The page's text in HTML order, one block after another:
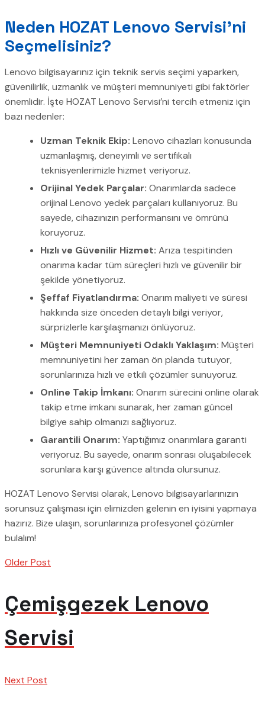
Neden HOZAT Lenovo Servisi’ni
Seçmelisiniz?
Lenovo bilgisayarınız için teknik servis seçimi yaparken,
güvenilirlik, uzmanlık ve müşteri memnuniyeti gibi faktörler
önemlidir. İşte HOZAT Lenovo Servisi’ni tercih etmeniz için
bazı nedenler:
Uzman Teknik Ekip: Lenovo cihazları konusunda
uzmanlaşmış, deneyimli ve sertifikalı
teknisyenlerimizle hizmet veriyoruz.
Orijinal Yedek Parçalar: Onarımlarda sadece
orijinal Lenovo yedek parçaları kullanıyoruz. Bu
sayede, cihazınızın performansını ve ömrünü
koruyoruz.
Hızlı ve Güvenilir Hizmet: Arıza tespitinden
onarıma kadar tüm süreçleri hızlı ve güvenilir bir
şekilde yönetiyoruz.
Şeffaf Fiyatlandırma: Onarım maliyeti ve süresi
hakkında size önceden detaylı bilgi veriyor,
sürprizlerle karşılaşmanızı önlüyoruz.
Müşteri Memnuniyeti Odaklı Yaklaşım: Müşteri
memnuniyetini her zaman ön planda tutuyor,
sorunlarınıza hızlı ve etkili çözümler sunuyoruz.
Online Takip İmkanı: Onarım sürecini online olarak
takip etme imkanı sunarak, her zaman güncel
bilgiye sahip olmanızı sağlıyoruz.
Garantili Onarım: Yaptığımız onarımlara garanti
veriyoruz. Bu sayede, onarım sonrası oluşabilecek
sorunlara karşı güvence altında olursunuz.
HOZAT Lenovo Servisi olarak, Lenovo bilgisayarlarınızın
sorunsuz çalışması için elimizden gelenin en iyisini yapmaya
hazırız. Bize ulaşın, sorunlarınıza profesyonel çözümler
bulalım!
Older Post
Çemişgezek Lenovo
Servisi
Next Post